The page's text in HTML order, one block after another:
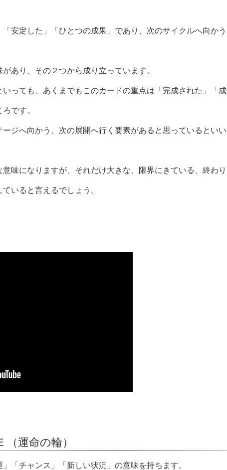
安定した」「ひとつの成果」であり、次のサイクルへ向かう
あり、その２つから成り立っています。
っても、あくまでもこのカードの重点は「完成された」「成
です。
ジへ向かう、次の展開へ行く要素があると思っているといい
味になりますが、それだけ大きな、限界にきている、終わり
いると言えるでしょう。
運命の輪）
「チャンス」「新しい状況」の意味を持ちます。